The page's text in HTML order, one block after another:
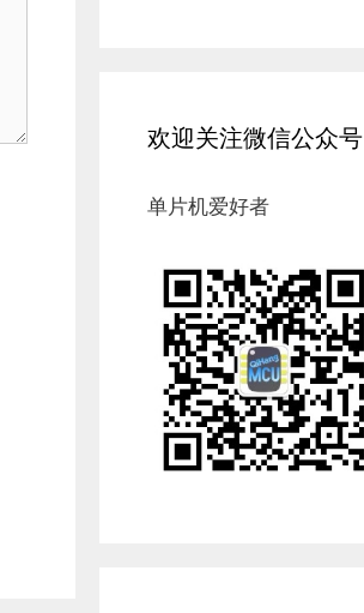
欢迎关注微信公众号
单片机爱好者